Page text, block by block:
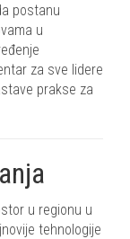
postanu
u
za sve lidere
prakse za
u regionu u
tehnologije